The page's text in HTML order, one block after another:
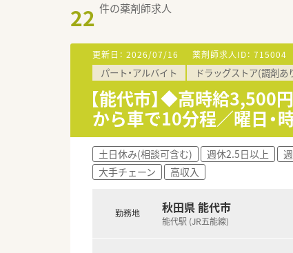
22 件の薬剤師求人
更新日： 2026/07/16 薬剤師求人ID： 715004
パート・アルバイト ドラッグストア(調剤あ
【能代市】◆高時給3,500
から車で10分程／曜日・
土日休み(相談可含む) 週休2.5日以上
大手チェーン
高収入
勤務地 秋田県 能代市
能代駅 (JR五能線)